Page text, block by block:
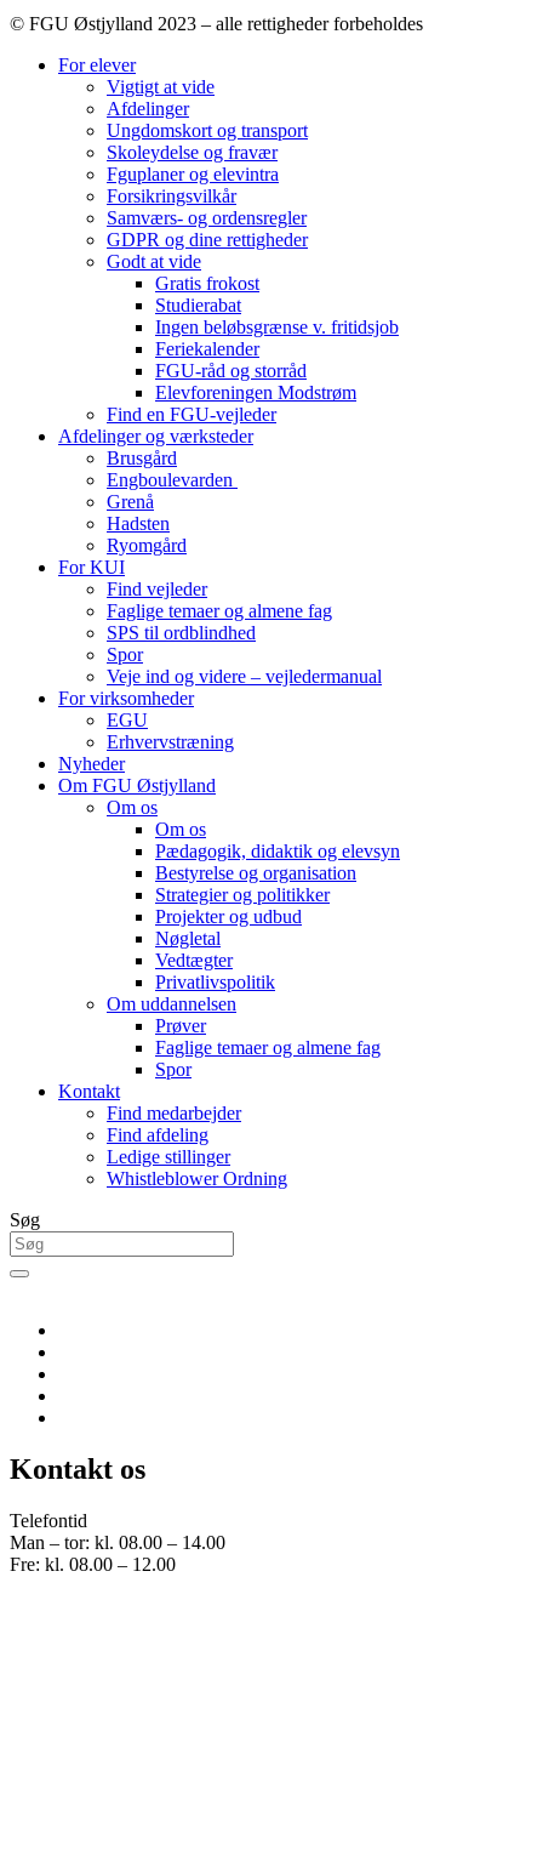
© FGU Østjylland 2023 – alle rettigheder forbeholdes
For elever
Vigtigt at vide
Afdelinger
Ungdomskort og transport
Skoleydelse og fravær
Fguplaner og elevintra
Forsikringsvilkår
Samværs- og ordensregler
GDPR og dine rettigheder
Godt at vide
Gratis frokost
Studierabat
Ingen beløbsgrænse v. fritidsjob
Feriekalender
FGU-råd og storråd
Elevforeningen Modstrøm
Find en FGU-vejleder
Afdelinger og værksteder
Brusgård
Engboulevarden
Grenå
Hadsten
Ryomgård
For KUI
Find vejleder
Faglige temaer og almene fag
SPS til ordblindhed
Spor
Veje ind og videre – vejledermanual
For virksomheder
EGU
Erhvervstræning
Nyheder
Om FGU Østjylland
Om os
Om os
Pædagogik, didaktik og elevsyn
Bestyrelse og organisation
Strategier og politikker
Projekter og udbud
Nøgletal
Vedtægter
Privatlivspolitik
Om uddannelsen
Prøver
Faglige temaer og almene fag
Spor
Kontakt
Find medarbejder
Find afdeling
Ledige stillinger
Whistleblower Ordning
Søg
Kontakt os
Telefontid
Man – tor: kl. 08.00 – 14.00
Fre: kl. 08.00 – 12.00